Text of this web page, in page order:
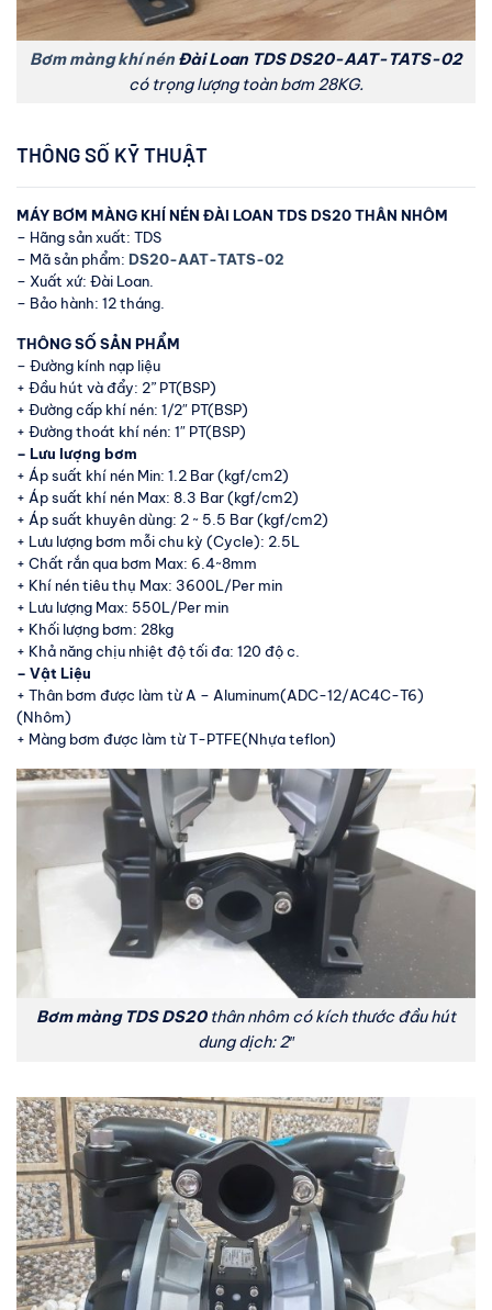
Bơm màng khí nén Đài Loan TDS DS20-AAT-TATS-02
có trọng lượng toàn bơm 28KG.
THÔNG SỐ KỸ THUẬT
MÁY BƠM MÀNG KHÍ NÉN ĐÀI LOAN TDS DS20 THÂN NHÔM
– Hãng sản xuất: TDS
– Mã sản phẩm: DS20-AAT-TATS-02
– Xuất xứ: Đài Loan.
– Bảo hành: 12 tháng.
THÔNG SỐ SẢN PHẨM
– Đường kính nạp liệu
+ Đầu hút và đẩy: 2” PT(BSP)
+ Đường cấp khí nén: 1/2″ PT(BSP)
+ Đường thoát khí nén: 1″ PT(BSP)
– Lưu lượng bơm
+ Áp suất khí nén Min: 1.2 Bar (kgf/cm2)
+ Áp suất khí nén Max: 8.3 Bar (kgf/cm2)
+ Áp suất khuyên dùng: 2 ~ 5.5 Bar (kgf/cm2)
+ Lưu lượng bơm mỗi chu kỳ (Cycle): 2.5L
+ Chất rắn qua bơm Max: 6.4~8mm
+ Khí nén tiêu thụ Max: 3600L/Per min
+ Lưu lượng Max: 550L/Per min
+ Khối lượng bơm: 28kg
+ Khả năng chịu nhiệt độ tối đa: 120 độ c.
– Vật Liệu
+ Thân bơm được làm từ A – Aluminum(ADC-12/AC4C-T6)
(Nhôm)
+ Màng bơm được làm từ T-PTFE(Nhựa teflon)
Bơm màng TDS DS20thân nhôm có kích thước đầu hút
dung dịch: 2″